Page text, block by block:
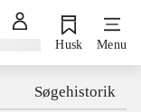
Husk Menu
Søgehistorik